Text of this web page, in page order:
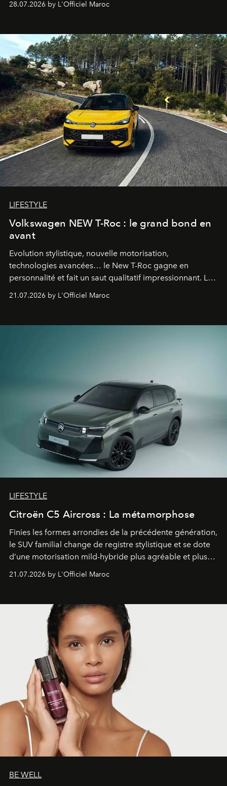
Pillet promet un lieu de vie complet. On y a déjeuné…
28.07.2026 by L'Officiel Maroc
LIFESTYLE
Volkswagen NEW T-Roc : le grand bond en
avant
Evolution stylistique, nouvelle motorisation,
technologies avancées… le New T-Roc gagne en
personnalité et fait un saut qualitatif impressionnant. Le
fétiche pour le rendre plus premium. Et le pari semble
21.07.2026 by L'Officiel Maroc
LIFESTYLE
Citroën C5 Aircross : La métamorphose
Finies les formes arrondies de la précédente génération,
le SUV familial change de registre stylistique et se dote
d’une motorisation mild-hybride plus agréable et plus
gagné en maturité.
21.07.2026 by L'Officiel Maroc
BE WELL